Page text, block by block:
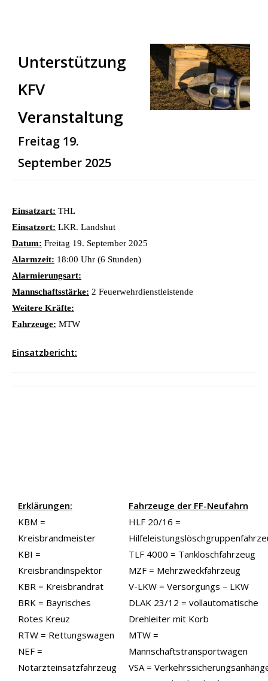
Unterstützung
KFV
Veranstaltung
Freitag 19.
September 2025
Einsatzart: THL
Einsatzort: LKR. Landshut
Datum: Freitag 19. September 2025
Alarmzeit: 18:00 Uhr (6 Stunden)
Alarmierungsart:
Mannschaftsstärke: 2 Feuerwehrdienstleistende
Weitere Kräfte:
Fahrzeuge: MTW
Einsatzbericht:
Erklärungen:
KBM =
Kreisbrandmeister
KBI =
Kreisbrandinspektor
KBR = Kreisbrandrat
BRK = Bayrisches
Rotes Kreuz
RTW = Rettungswagen
NEF =
Notarzteinsatzfahrzeug
Fahrzeuge der FF-Neufahrn
HLF 20/16 =
TLF 4000 = Tanklöschfahrzeug
MZF = Mehrzweckfahrzeug
V-LKW = Versorgungs – LKW
DLAK 23/12 = vollautomatische
Drehleiter mit Korb
MTW =
Mannschaftstransportwagen
VSA =